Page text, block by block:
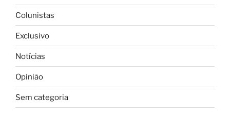
Colunistas
Exclusivo
Notícias
Opinião
Sem categoria